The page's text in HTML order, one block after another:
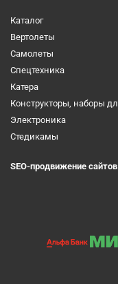
Каталог
Вертолеты
Самолеты
Спецтехника
Катера
Электроника
Cтедикамы
SEO-продвижение сайтов